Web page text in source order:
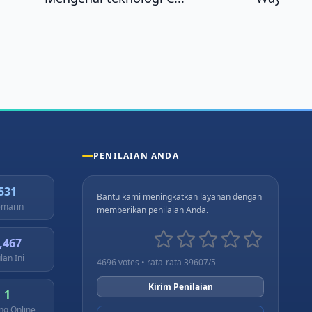
Ini
1
Online
PENILAIAN ANDA
Bantu kami meningkatkan layanan dengan
memberikan penilaian Anda.
4696 votes • rata-rata 39607/5
Kirim Penilaian